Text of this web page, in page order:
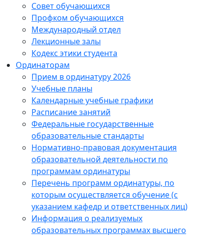
Совет обучающихся
Профком обучающихся
Международный отдел
Лекционные залы
Кодекс этики студента
Ординаторам
Прием в ординатуру 2026
Учебные планы
Календарные учебные графики
Расписание занятий
Федеральные государственные
образовательные стандарты
Нормативно-правовая документация
образовательной деятельности по
программам ординатуры
Перечень программ ординатуры, по
которым осуществляется обучение (с
указанием кафедр и ответственных лиц)
Информация о реализуемых
образовательных программах высшего